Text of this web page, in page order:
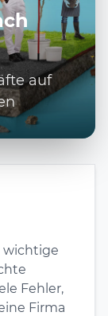
auf
wichtige
Fehler,
Firma